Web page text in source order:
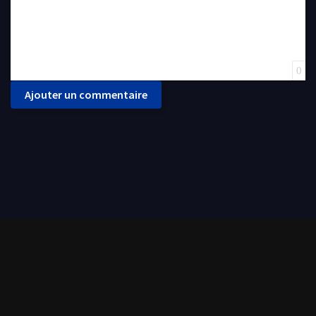
0
Ajouter un commentaire